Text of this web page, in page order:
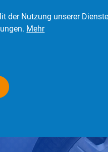
der Nutzung unserer
Mehr